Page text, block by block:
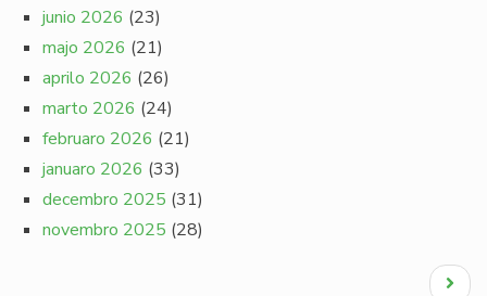
junio 2026 (23)
majo 2026 (21)
aprilo 2026 (26)
marto 2026 (24)
februaro 2026 (21)
januaro 2026 (33)
decembro 2025 (31)
novembro 2025 (28)
Next